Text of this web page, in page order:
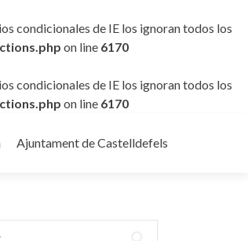
condicionales de IE los ignoran todos los
on line 6170
condicionales de IE los ignoran todos los
on line 6170
Ajuntament de Castelldefels